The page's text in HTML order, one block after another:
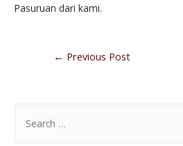
Pasuruan dari kami.
← Previous Post